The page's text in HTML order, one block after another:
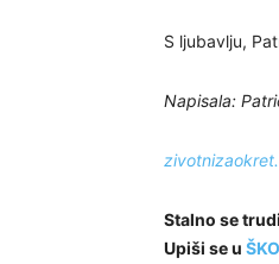
S ljubavlju,
Napisala:
Stalno se
Upiši se u